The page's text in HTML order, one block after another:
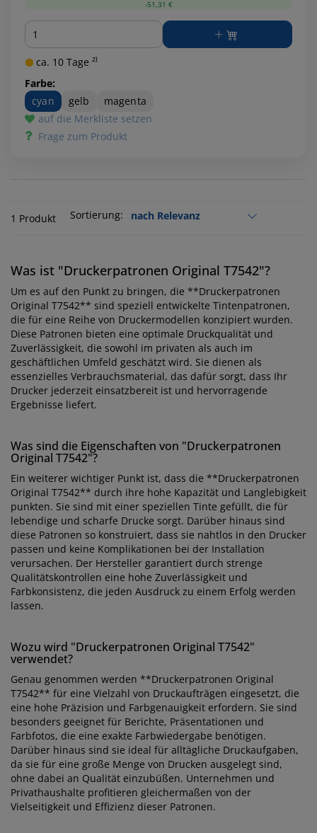
-51,31 €
Menge
ca. 10 Tage ²⁾
Farbe:
cyan
gelb
magenta
auf die Merkliste setzen
Frage zum Produkt
1 Produkt Sortierung:
Was ist "Druckerpatronen Original T7542"?
Um es auf den Punkt zu bringen, die **Druckerpatronen
Original T7542** sind speziell entwickelte Tintenpatronen,
die für eine Reihe von Druckermodellen konzipiert wurden.
Diese Patronen bieten eine optimale Druckqualität und
Zuverlässigkeit, die sowohl im privaten als auch im
geschäftlichen Umfeld geschätzt wird. Sie dienen als
essenzielles Verbrauchsmaterial, das dafür sorgt, dass Ihr
Drucker jederzeit einsatzbereit ist und hervorragende
Ergebnisse liefert.
Was sind die Eigenschaften von "Druckerpatronen
Original T7542"?
Ein weiterer wichtiger Punkt ist, dass die **Druckerpatronen
Original T7542** durch ihre hohe Kapazität und Langlebigkeit
punkten. Sie sind mit einer speziellen Tinte gefüllt, die für
lebendige und scharfe Drucke sorgt. Darüber hinaus sind
diese Patronen so konstruiert, dass sie nahtlos in den Drucker
passen und keine Komplikationen bei der Installation
verursachen. Der Hersteller garantiert durch strenge
Qualitätskontrollen eine hohe Zuverlässigkeit und
Farbkonsistenz, die jeden Ausdruck zu einem Erfolg werden
lassen.
Wozu wird "Druckerpatronen Original T7542"
verwendet?
Genau genommen werden **Druckerpatronen Original
T7542** für eine Vielzahl von Druckaufträgen eingesetzt, die
eine hohe Präzision und Farbgenauigkeit erfordern. Sie sind
besonders geeignet für Berichte, Präsentationen und
Farbfotos, die eine exakte Farbwiedergabe benötigen.
Darüber hinaus sind sie ideal für alltägliche Druckaufgaben,
da sie für eine große Menge von Drucken ausgelegt sind,
ohne dabei an Qualität einzubüßen. Unternehmen und
Privathaushalte profitieren gleichermaßen von der
Vielseitigkeit und Effizienz dieser Patronen.